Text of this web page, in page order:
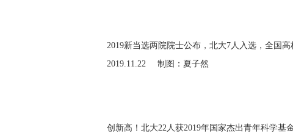
2019.11.22
制图：夏子然